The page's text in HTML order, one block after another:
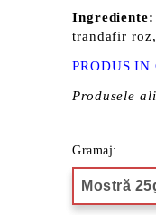
Ingrediente:
trandafir
PRODUS IN
Produsele
Gramaj:
Mostră